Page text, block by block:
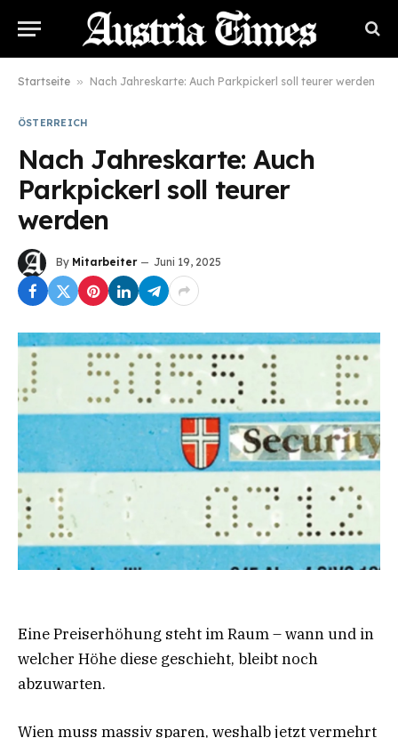
Startseite » Nach Jahreskarte: Auch Parkpickerl soll teurer werden
ÖSTERREICH
Nach Jahreskarte: Auch
Parkpickerl soll teurer
werden
By Mitarbeiter Juni 19, 2025
Eine Preiserhöhung steht im Raum – wann und in
welcher Höhe diese geschieht, bleibt noch
abzuwarten.
Wien muss massiv sparen, weshalb jetzt vermehrt